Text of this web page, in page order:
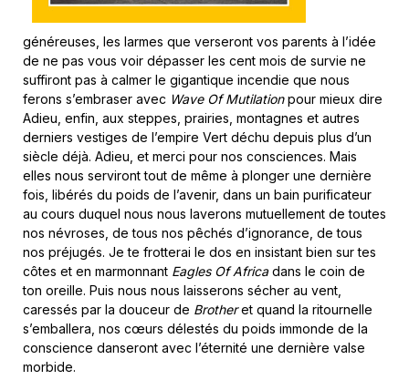
généreuses, les larmes que verseront vos parents à l’idée
de ne pas vous voir dépasser les cent mois de survie ne
suffiront pas à calmer le gigantique incendie que nous
ferons s’embraser avec Wave Of Mutilationpour mieux dire
Adieu, enfin, aux steppes, prairies, montagnes et autres
derniers vestiges de l’empire Vert déchu depuis plus d’un
siècle déjà. Adieu, et merci pour nos consciences. Mais
elles nous serviront tout de même à plonger une dernière
fois, libérés du poids de l’avenir, dans un bain purificateur
au cours duquel nous nous laverons mutuellement de toutes
nos névroses, de tous nos pêchés d’ignorance, de tous
nos préjugés. Je te frotterai le dos en insistant bien sur tes
côtes et en marmonnant Eagles Of Africadans le coin de
ton oreille. Puis nous nous laisserons sécher au vent,
caressés par la douceur de Brotheret quand la ritournelle
s’emballera, nos cœurs délestés du poids immonde de la
conscience danseront avec l’éternité une dernière valse
morbide.